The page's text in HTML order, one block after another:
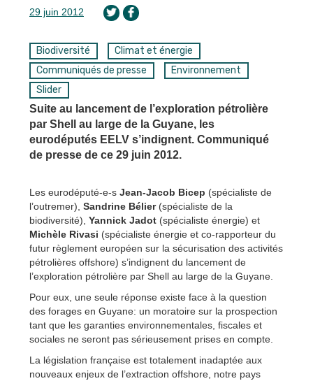
29 juin 2012
Biodiversité
Climat et énergie
Communiqués de presse
Environnement
Slider
Suite au lancement de l’exploration pétrolière
par Shell au large de la Guyane, les
eurodéputés EELV s’indignent. Communiqué
de presse de ce 29 juin 2012.
Les eurodéputé-e-s Jean-Jacob Bicep (spécialiste de
l’outremer), Sandrine Bélier(spécialiste de la
biodiversité), Yannick Jadot (spécialiste énergie) et
Michèle Rivasi (spécialiste énergie et co-rapporteur du
futur règlement européen sur la sécurisation des activités
pétrolières offshore) s’indignent du lancement de
l’exploration pétrolière par Shell au large de la Guyane.
Pour eux, une seule réponse existe face à la question
des forages en Guyane: un moratoire sur la prospection
tant que les garanties environnementales, fiscales et
sociales ne seront pas sérieusement prises en compte.
La législation française est totalement inadaptée aux
nouveaux enjeux de l’extraction offshore, notre pays